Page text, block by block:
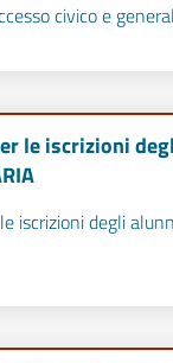
civico e
le iscrizioni
iscrizioni degli